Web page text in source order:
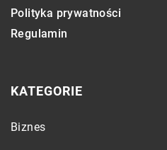
Polityka prywatności
Regulamin
KATEGORIE
Biznes